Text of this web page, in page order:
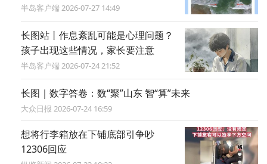
半岛客户端 2026-07-27 14:49
长图站丨作息紊乱可能是心理问题？
孩子出现这些情况，家长要注意
半岛客户端 2026-07-24 21:52
长图｜数字答卷：数“聚”山东 智“算”未来
大众日报 2026-07-24 16:59
想将行李箱放在下铺底部引争吵
12306回应